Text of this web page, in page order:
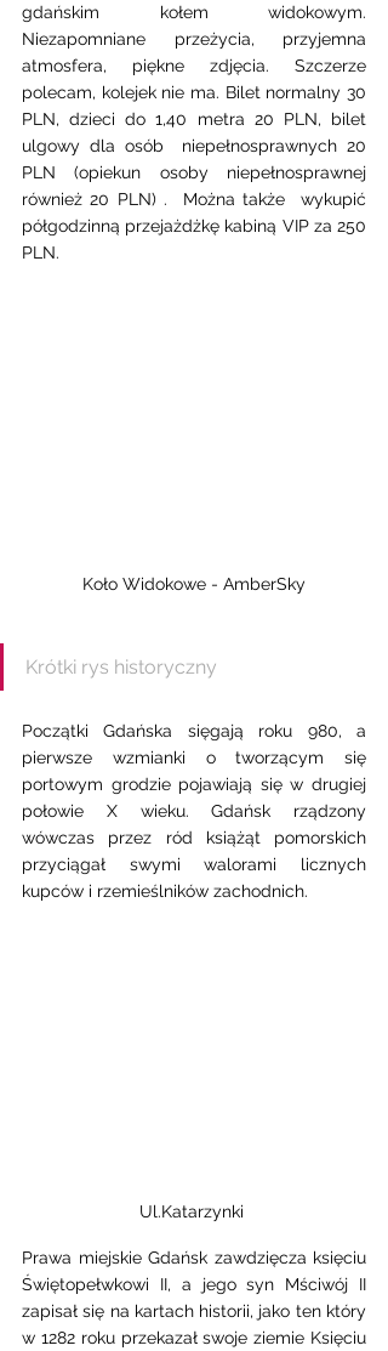
gdańskim kołem widokowym.
Niezapomniane przeżycia, przyjemna
atmosfera, piękne zdjęcia. Szczerze
polecam, kolejek nie ma. Bilet normalny 30
PLN, dzieci do 1,40 metra 20 PLN, bilet
ulgowy dla osób  niepełnosprawnych 20
PLN (opiekun osoby niepełnosprawnej
również 20 PLN) .  Można także  wykupić
półgodzinną przejażdżkę kabiną VIP za 250
PLN.
Koło Widokowe - AmberSky
Krótki rys historyczny
Początki Gdańska sięgają roku 980, a
pierwsze wzmianki o tworzącym się
portowym grodzie pojawiają się w drugiej
połowie X wieku. Gdańsk rządzony
wówczas przez ród książąt pomorskich
przyciągał swymi walorami licznych
kupców i rzemieślników zachodnich.
Ul.Katarzynki
Prawa miejskie Gdańsk zawdzięcza księciu
Świętopełwkowi II, a jego syn Mściwój II
zapisał się na kartach historii, jako ten który
w 1282 roku przekazał swoje ziemie Księciu